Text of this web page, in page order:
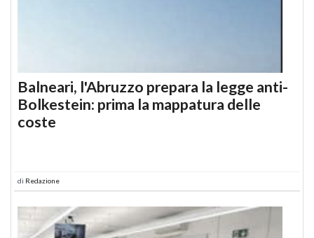
Balneari, l'Abruzzo prepara la legge anti-
Bolkestein: prima la mappatura delle
coste
di Redazione